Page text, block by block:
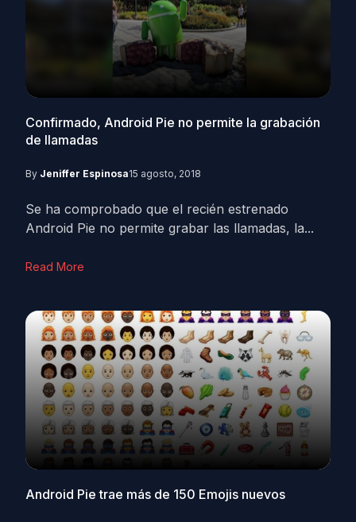
Confirmado, Android Pie no permite la grabación
de llamadas
By Jeniffer Espinosa15 agosto, 2018
Se ha comprobado que el recién estrenado
Android Pie no permite grabar las llamadas, la...
Read More
Android Pie trae más de 150 Emojis nuevos